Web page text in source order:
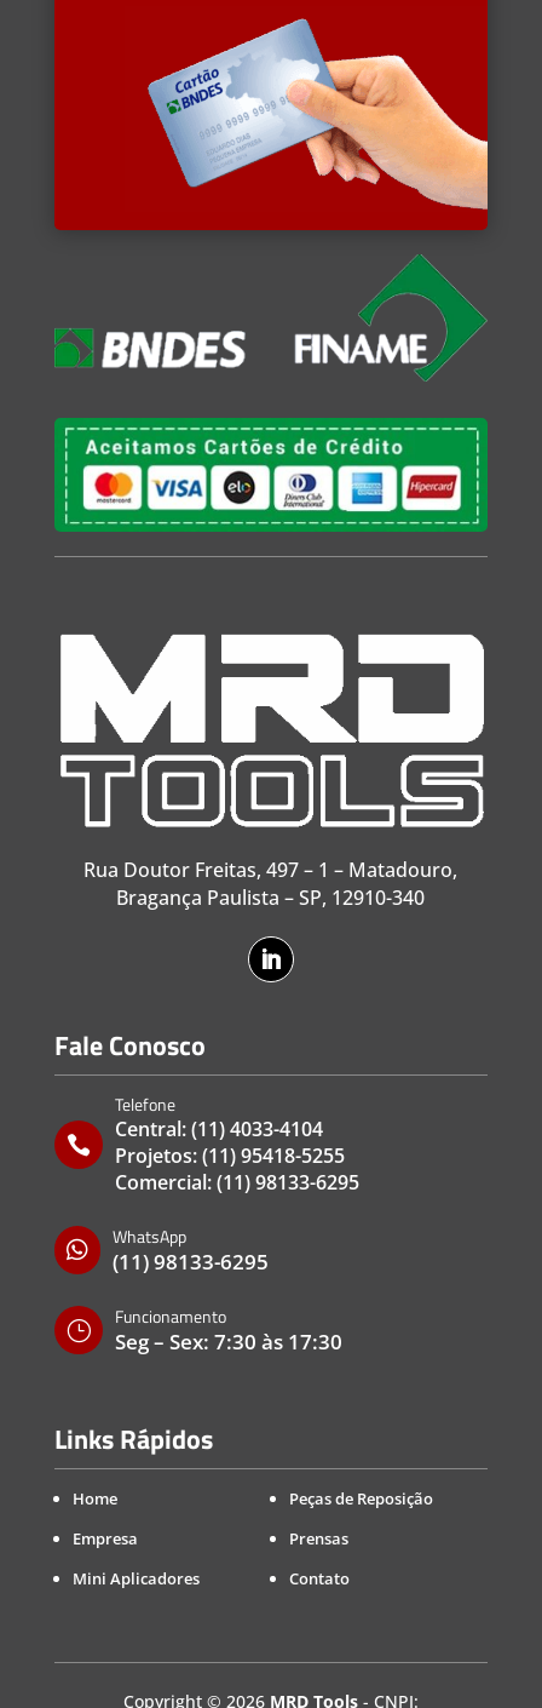
Rua Doutor Freitas, 497 – 1 – Matadouro,
Bragança Paulista – SP, 12910-340
Fale Conosco

Telefone
Central:(11) 4033-4104
Projetos:(11) 95418-5255
Comercial:(11) 98133-6295

WhatsApp
(11) 98133-6295
}
Funcionamento
Seg – Sex: 7:30 às 17:30
Links Rápidos
Home
Empresa
Mini Aplicadores
Peças de Reposição
Prensas
Contato
Copyright © 2026 MRD Tools- CNPJ: